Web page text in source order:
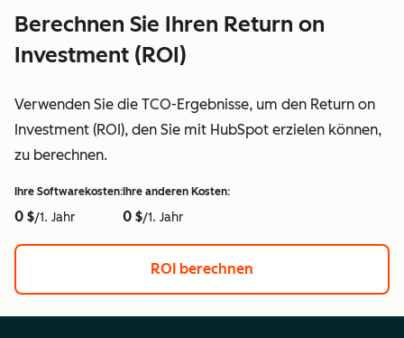
Berechnen Sie Ihren Return on
Investment (ROI)
Verwenden Sie die TCO-Ergebnisse, um den Return on
Investment (ROI), den Sie mit HubSpot erzielen können,
zu berechnen.
Ihre Softwarekosten:
0 $/1. Jahr
Ihre anderen Kosten:
0 $/1. Jahr
ROI berechnen